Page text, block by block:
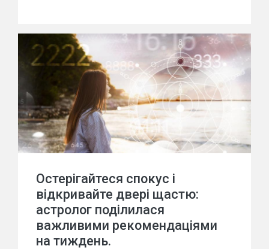
Остерігайтеся спокус і
відкривайте двері щастю:
астролог поділилася
важливими рекомендаціями
на тиждень.